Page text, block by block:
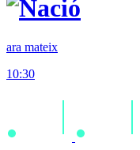
ara mateix
10:30